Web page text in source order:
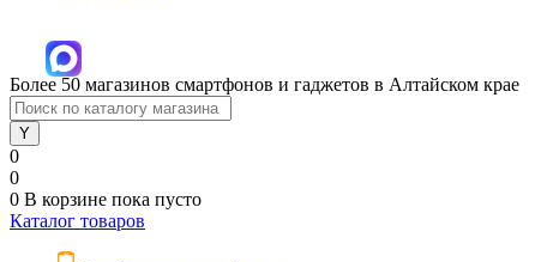
Более 50 магазинов смартфонов и гаджетов в Алтайском крае
0
0
0 В корзине пока пусто
Каталог товаров